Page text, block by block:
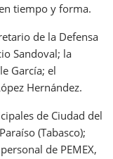
tiempo y forma.
de la Defensa
Sandoval; la
García; el
Hernández.
de Ciudad del
(Tabasco);
de PEMEX,